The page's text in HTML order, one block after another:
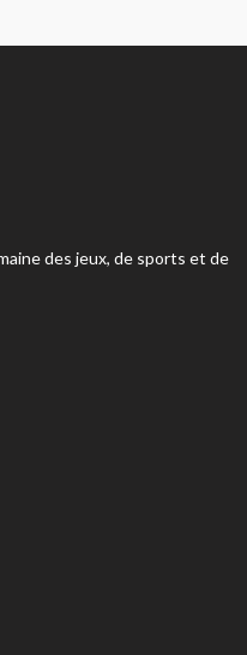
des jeux, de sports et de